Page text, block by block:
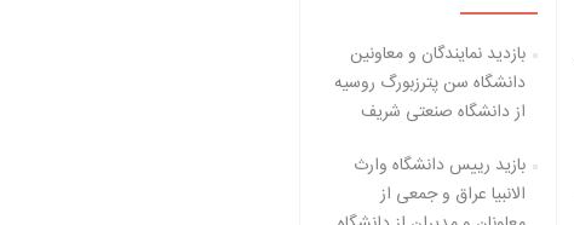
بازدید نمایندگان و معاونین
دانشگاه سن پترزبورگ روسیه
از دانشگاه صنعتی شریف
بازید رییس دانشگاه وارث
الانبیا عراق و جمعی از